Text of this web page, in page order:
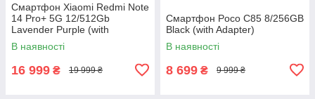
Смартфон Xiaomi Redmi Note
14 Pro+ 5G 12/512Gb
Lavender Purple (with
Adapter)
В наявності
16 999 ₴ 19 999 ₴
Смартфон Poco C85 8/256GB
Black (with Adapter)
В наявності
8 699 ₴ 9 999 ₴